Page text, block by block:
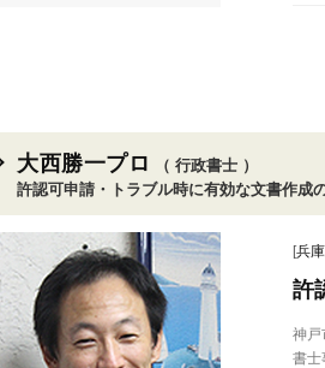
大西勝一プロ
（ 行政書士 ）
許認可申請・トラブル時に有効な文書作成
[兵
許
神戸
書士